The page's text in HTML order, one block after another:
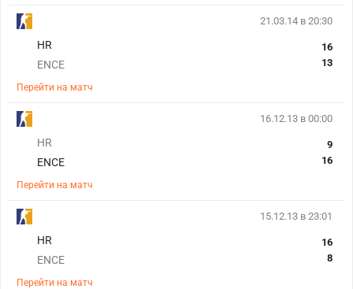
21.03.14 в 20:30
HR
ENCE
16
13
Перейти на матч
16.12.13 в 00:00
HR
ENCE
9
16
Перейти на матч
15.12.13 в 23:01
HR
ENCE
16
8
Перейти на матч